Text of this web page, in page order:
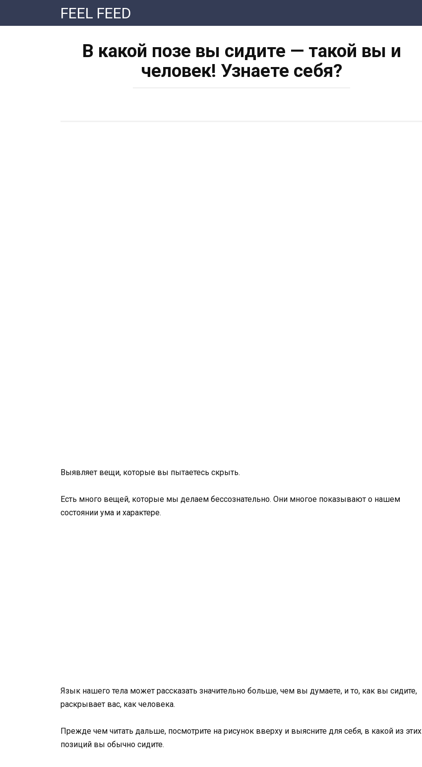
контенту
FEEL FEED
В какой позе вы сидите — такой вы и
человек! Узнаете себя?
Выявляет вещи, которые вы пытаетесь скрыть.
Есть много вещей, которые мы делаем бессознательно. Они многое показывают о нашем
состоянии ума и характере.
Язык нашего тела может рассказать значительно больше, чем вы думаете, и то, как вы сидите,
раскрывает вас, как человека.
Прежде чем читать дальше, посмотрите на рисунок вверху и выясните для себя, в какой из этих
позиций вы обычно сидите.